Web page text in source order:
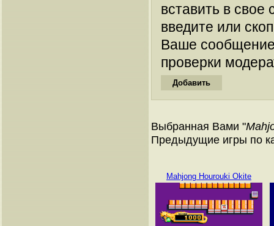
вставить в
введите или
Ваше
проверки
Выбранная Вами "
Предыдущие игры по
Mahjong Hourouki Okite